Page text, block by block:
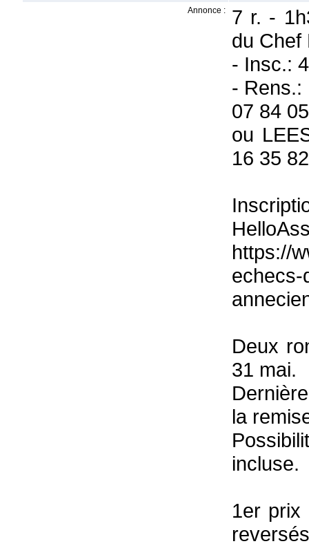
Annonce :
7 r. -
du Chef
- Insc.:
- Rens.:
07 84
ou
16 35 82
https://
echecs-
Deux
31 mai.
la
incluse.
1er prix